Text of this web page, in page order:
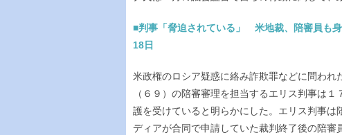
■判事「脅迫されている」 米地裁、陪審員も
18日
米政権のロシア疑惑に絡み詐欺罪などに問わ
（６９）の陪審審理を担当するエリス判事は
護を受けていると明らかにした。エリス判事
ディアが合同で申請していた裁判終了後の陪